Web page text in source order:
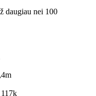
daugiau nei 100